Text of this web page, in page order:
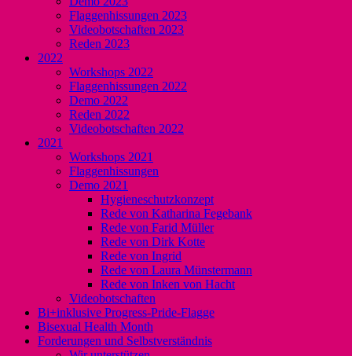
Flaggenhissungen 2023
Videobotschaften 2023
Reden 2023
2022
Workshops 2022
Flaggenhissungen 2022
Demo 2022
Reden 2022
Videobotschaften 2022
2021
Workshops 2021
Flaggenhissungen
Demo 2021
Hygieneschutzkonzept
Rede von Katharina Fegebank
Rede von Farid Müller
Rede von Dirk Kotte
Rede von Ingrid
Rede von Laura Münstermann
Rede von Inken von Hacht
Videobotschaften
Bi+inklusive Progress-Pride-Flagge
Bisexual Health Month
Forderungen und Selbstverständnis